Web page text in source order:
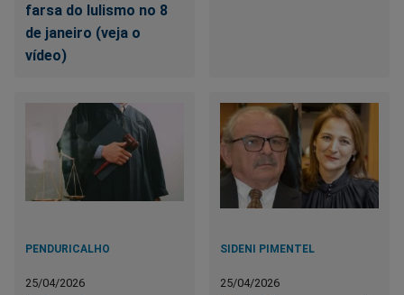
farsa do lulismo no 8
de janeiro (veja o
vídeo)
PENDURICALHO
25/04/2026
SIDENI PIMENTEL
25/04/2026